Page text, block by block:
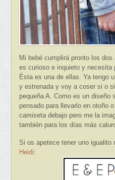
Mi bebé cumplirá pronto los
es curioso e inquieto y necesita
Ésta es una de ellas. Ya tengo
y estrenada y voy a coser si o
pequeña A. Como es un diseño
pensado para llevarlo en otoño
camiseta debajo pero me la
también para los días más
Si os apetece tener uno
Heidi: